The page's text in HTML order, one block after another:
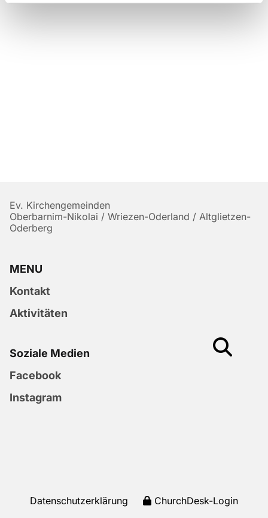
Ev. Kirchengemeinden
Oberbarnim-Nikolai / Wriezen-Oderland / Altglietzen-
Oderberg
MENU
Kontakt
Aktivitäten
Soziale Medien
Facebook
Instagram
Datenschutzerklärung ChurchDesk-Login